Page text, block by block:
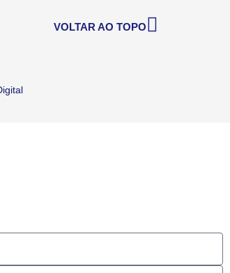
VOLTAR AO TOPO